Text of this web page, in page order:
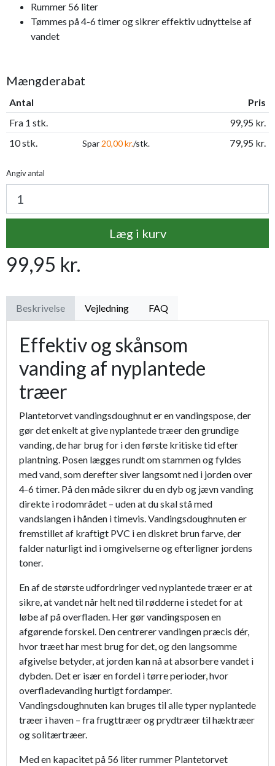
Rummer 56 liter
Tømmes på 4-6 timer og sikrer effektiv udnyttelse af
vandet
Mængderabat
Antal
Pris
Fra 1 stk.
99,95 kr.
10 stk.
Spar 20,00 kr./stk. 79,95 kr.
Angiv antal
Læg i kurv
99,95 kr.
Beskrivelse Vejledning FAQ
Effektiv og skånsom
vanding af nyplantede
træer
Plantetorvet vandingsdoughnut er en vandingspose, der
gør det enkelt at give nyplantede træer den grundige
vanding, de har brug for i den første kritiske tid efter
plantning. Posen lægges rundt om stammen og fyldes
med vand, som derefter siver langsomt ned i jorden over
4-6 timer. På den måde sikrer du en dyb og jævn vanding
direkte i rodområdet – uden at du skal stå med
vandslangen i hånden i timevis. Vandingsdoughnuten er
fremstillet af kraftigt PVC i en diskret brun farve, der
falder naturligt ind i omgivelserne og efterligner jordens
toner.
En af de største udfordringer ved nyplantede træer er at
sikre, at vandet når helt ned til rødderne i stedet for at
løbe af på overfladen. Her gør vandingsposen en
afgørende forskel. Den centrerer vandingen præcis dér,
hvor træet har mest brug for det, og den langsomme
afgivelse betyder, at jorden kan nå at absorbere vandet i
dybden. Det er især en fordel i tørre perioder, hvor
overfladevanding hurtigt fordamper.
Vandingsdoughnuten kan bruges til alle typer nyplantede
træer i haven – fra frugttræer og prydtræer til hæktræer
og solitærtræer.
Med en kapacitet på 56 liter rummer Plantetorvet